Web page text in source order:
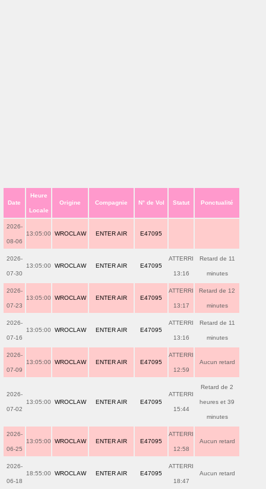
Date
Heure
Locale
Origine Compagnie N° de Vol Statut Ponctualité
2026-
08-06
13:05:00 WROCLAW ENTER AIR E47095
2026-
07-30
13:05:00 WROCLAW ENTER AIR E47095
ATTERRI
13:16
Retard de 11
minutes
2026-
07-23
13:05:00 WROCLAW ENTER AIR E47095
ATTERRI
13:17
Retard de 12
minutes
2026-
07-16
13:05:00 WROCLAW ENTER AIR E47095
ATTERRI
13:16
Retard de 11
minutes
2026-
07-09
13:05:00 WROCLAW ENTER AIR E47095
ATTERRI
12:59
Aucun retard
2026-
07-02
13:05:00 WROCLAW ENTER AIR E47095
ATTERRI
15:44
Retard de 2
heures et 39
minutes
2026-
06-25
13:05:00 WROCLAW ENTER AIR E47095
ATTERRI
12:58
Aucun retard
2026-
06-18
18:55:00 WROCLAW ENTER AIR E47095
ATTERRI
18:47
Aucun retard